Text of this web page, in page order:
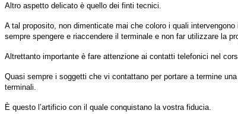
Altro aspetto delicato è quello dei finti tecnici.
A tal proposito, non dimenticate mai che coloro i quali
sempre spengere e riaccendere il terminale e non far utilizzare la
Altrettanto importante è fare attenzione ai contatti telefonici nel
Quasi sempre i soggetti che vi contattano per portare a termine
terminali.
È questo l’artificio con il quale conquistano la vostra fiducia.